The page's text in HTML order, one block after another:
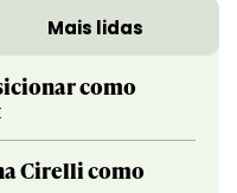
Mais lidas
como
Cirelli como